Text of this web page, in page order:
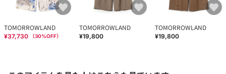
TOMORROWLAND
¥37,730 （30%OFF）
TOMORROWLAND
¥19,800
TOMORROWLAND
¥19,800